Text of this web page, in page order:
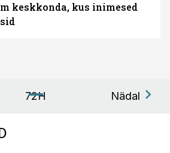
keskkonda, kus inimesed
72H Nädal